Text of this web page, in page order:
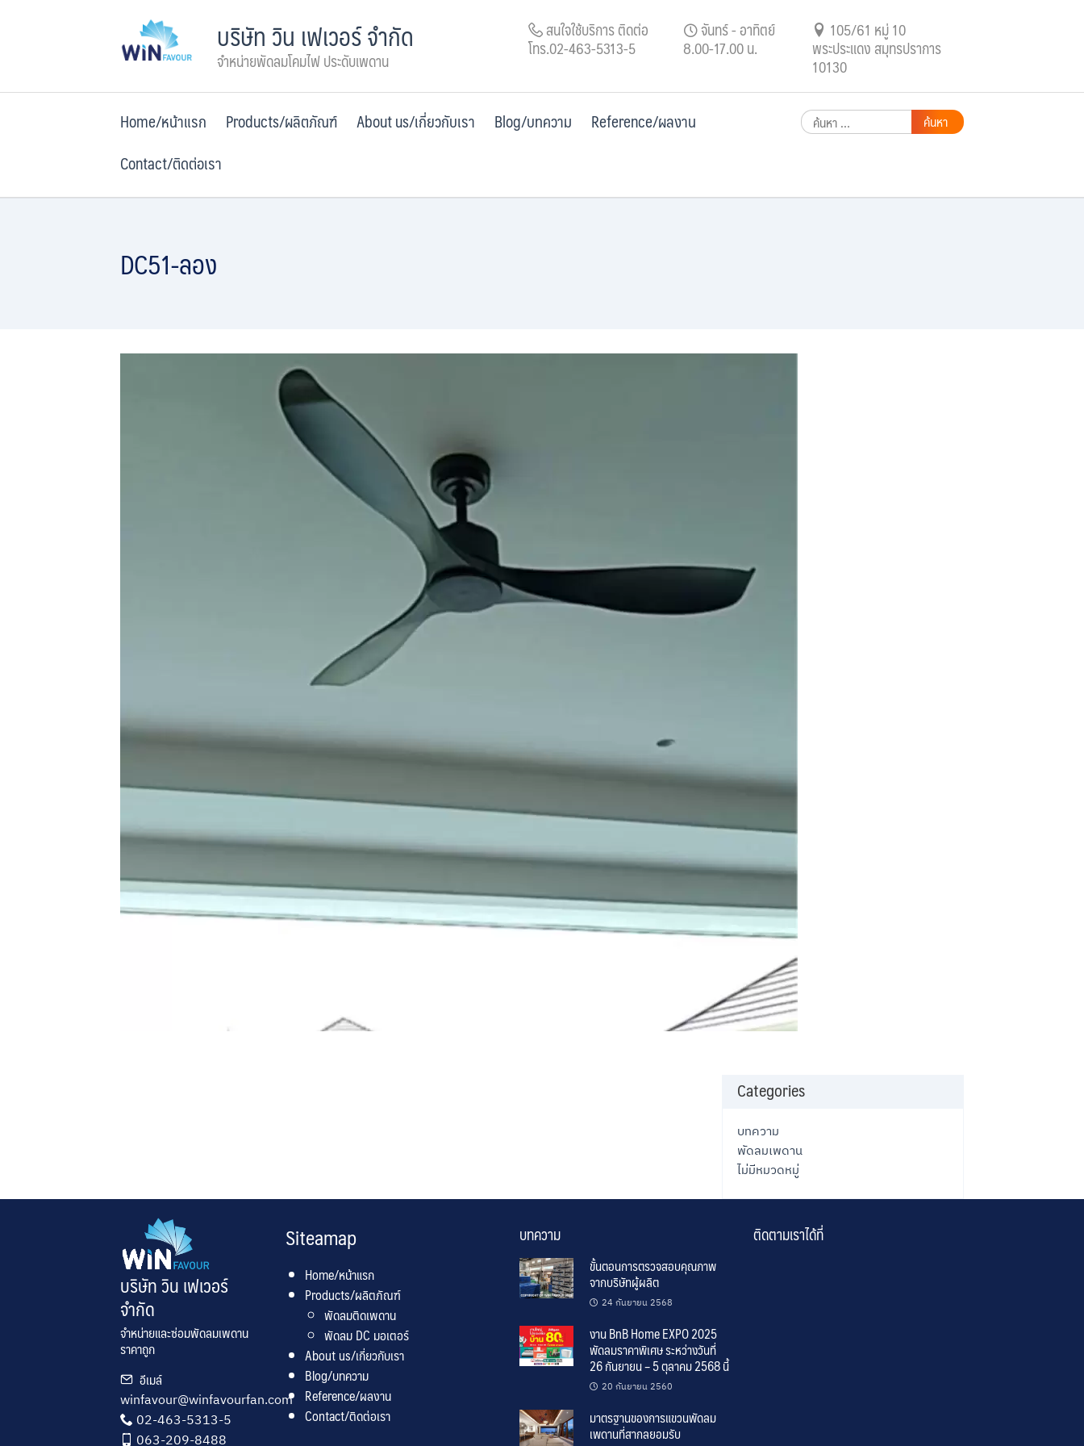
บริษัท วิน เฟเวอร์ จำกัด
จำหน่ายพัดลมโคมไฟ ประดับเพดาน
สนใจใช้บริการ ติดต่อ
โทร.02-463-5313-5
จันทร์ - อาทิตย์
8.00-17.00 น.
105/61 หมู่ 10
พระประแดง สมุทรปราการ
10130
Home/หน้าแรก Products/ผลิตภัณฑ์ About us/เกี่ยวกับเรา Blog/บทความ
Reference/ผลงาน
Contact/ติดต่อเรา
ค้นหา
สำหรับ:
DC51-ลอง
Categories
บทความ
พัดลมเพดาน
ไม่มีหมวดหมู่
บริษัท วิน เฟเวอร์
จำกัด
จำหน่ายและซ่อมพัดลมเพดาน
ราคาถูก
อีเมล์
winfavour@winfavourfan.com
02-463-5313-5
063-209-8488
Siteamap
Home/หน้าแรก
Products/ผลิตภัณฑ์
พัดลมติดเพดาน
พัดลม DC มอเตอร์
About us/เกี่ยวกับเรา
Blog/บทความ
Reference/ผลงาน
Contact/ติดต่อเรา
บทความ
ขั้นตอนการตรวจสอบคุณภาพ
จากบริษัทผู้ผลิต
24 กันยายน 2568
งาน BnB Home EXPO 2025
พัดลมราคาพิเศษ ระหว่างวันที่
26 กันยายน – 5 ตุลาคม 2568 นี้
20 กันยายน 2560
มาตรฐานของการแขวนพัดลม
เพดานที่สากลยอมรับ
ติดตามเราได้ที่